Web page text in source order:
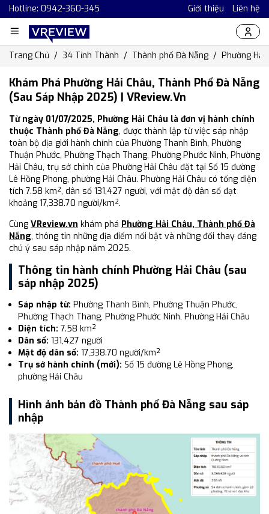
Hotline: 0942-360-345 Giới thiệu Liên hệ
Trang Chủ 34 Tỉnh Thành Thành phố Đà Nẵng Phường Hải
Khám Phá Phường Hải Châu, Thành Phố Đà Nẵng
(Sau Sáp Nhập 2025) | VReview.vn
Từ ngày 01/07/2025, Phường Hải Châu là đơn vị hành chính
thuộc Thành phố Đà Nẵng, được thành lập từ việc sáp nhập
toàn bộ địa giới hành chính của Phường Thanh Bình, Phường
Thuận Phước, Phường Thạch Thang, Phường Phước Ninh, Phường
Hải Châu, trụ sở chính của Phường Hải Châu đặt tại Số 15 đường
Lê Hồng Phong, phường Hải Châu. Phường Hải Châu có tổng diện
tích 7.58 km², dân số 131,427 người, với mật độ dân số đạt
khoảng 17,338.70 người/km².
Cùng VReview.vn khám phá Phường Hải Châu, Thành phố Đà
Nẵng, thông tin những địa điểm nổi bật và những đổi thay đáng
chú ý sau sáp nhập năm 2025.
Thông tin hành chính Phường Hải Châu (sau
sáp nhập 2025)
Sáp nhập từ: Phường Thanh Bình, Phường Thuận Phước,
Phường Thạch Thang, Phường Phước Ninh, Phường Hải Châu
Diện tích: 7.58 km²
Dân số: 131,427 người
Mật độ dân số: 17,338.70 người/km²
Trụ sở hành chính (mới): Số 15 đường Lê Hồng Phong,
phường Hải Châu
Hình ảnh bản đồ Thành phố Đà Nẵng sau sáp
nhập